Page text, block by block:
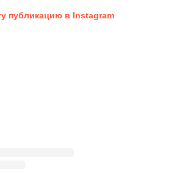
публикацию в Instagram